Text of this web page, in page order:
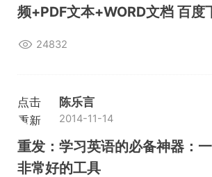
频+PDF文本+WORD文档 百度
24832
点击
重新
加载
陈乐言
2014-11-14
重发：学习英语的必备神器：
非常好的工具